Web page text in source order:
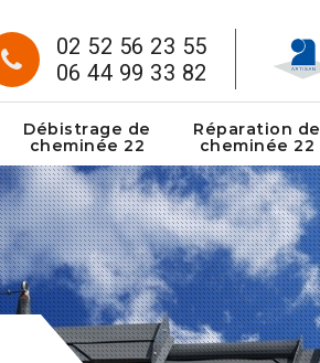
02 52 56 23 55
06 44 99 33 82
Débistrage de
cheminée 22
Réparation de
cheminée 22